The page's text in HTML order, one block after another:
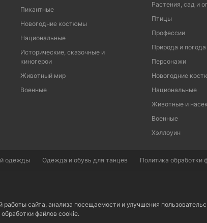
Пикантные
Новогодние костюмы
Национальные
Исторические, сказочные и
киногерои
Животный мир
Военные
Растения, сад и
Птицы
Профессии
Природа и погода
Персонажи
Новогодние
Национальные
Животные и
Военные
Хэллоуин
одежды Одежда и обувь для танцев Политика обработки
сайта, анализа посещаемости и улучшения
обработки файлов cookie.